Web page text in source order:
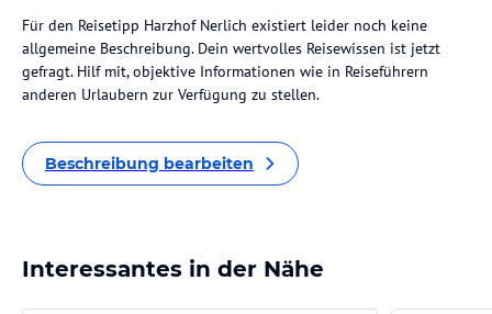
Für den Reisetipp Harzhof Nerlich existiert leider noch keine
allgemeine Beschreibung. Dein wertvolles Reisewissen ist jetzt
gefragt. Hilf mit, objektive Informationen wie in Reiseführern
anderen Urlaubern zur Verfügung zu stellen.
Beschreibung bearbeiten
Interessantes in der Nähe